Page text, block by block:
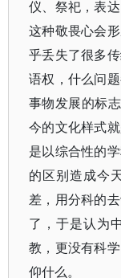
仪、祭祀，表
这种敬畏心会
乎丢失了很多
语权，什么问
事物发展的标
今的文化样式
是以综合性的
的区别造成今
差，用分科的
了，于是认为
教，更没有科
仰什么。